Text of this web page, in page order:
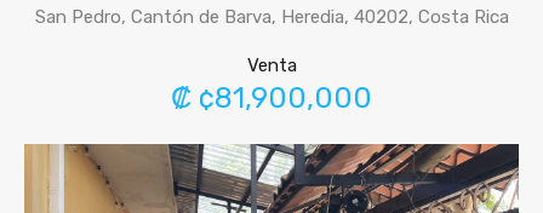
San Pedro, Cantón de Barva, Heredia, 40202, Costa Rica
Venta
₡ ¢81,900,000